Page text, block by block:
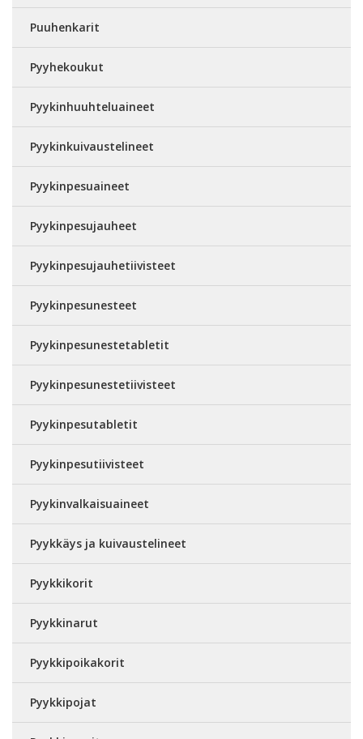
Puuhenkarit
Pyyhekoukut
Pyykinhuuhteluaineet
Pyykinkuivaustelineet
Pyykinpesuaineet
Pyykinpesujauheet
Pyykinpesujauhetiivisteet
Pyykinpesunesteet
Pyykinpesunestetabletit
Pyykinpesunestetiivisteet
Pyykinpesutabletit
Pyykinpesutiivisteet
Pyykinvalkaisuaineet
Pyykkäys ja kuivaustelineet
Pyykkikorit
Pyykkinarut
Pyykkipoikakorit
Pyykkipojat